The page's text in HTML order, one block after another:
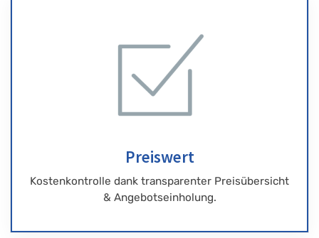
Preiswert
Kostenkontrolle dank transparenter Preisübersicht
& Angebotseinholung.